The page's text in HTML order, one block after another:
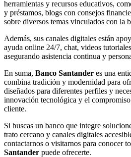
herramientas y recursos educativos,
y préstamos, blogs con consejos
sobre diversos temas vinculados con la
Además, sus canales digitales están
ayuda online 24/7, chat, videos
asegurando asistencia continua y
En suma, Banco Santander es una
combina tradición y modernidad para
diseñados para diferentes perfiles y
innovación tecnológica y el
cliente.
Si buscas un banco que integre
trato cercano y canales digitales
contactarnos o visitarnos para conocer
Santander puede ofrecerte.